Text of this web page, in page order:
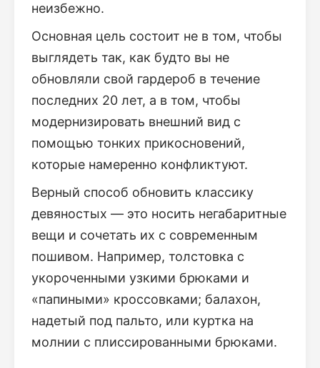
неизбежно.
Основная цель состоит не в том, чтобы
выглядеть так, как будто вы не
обновляли свой гардероб в течение
последних 20 лет, а в том, чтобы
модернизировать внешний вид с
помощью тонких прикосновений,
которые намеренно конфликтуют.
Верный способ обновить классику
девяностых — это носить негабаритные
вещи и сочетать их с современным
пошивом. Например, толстовка с
укороченными узкими брюками и
«папиными» кроссовками; балахон,
надетый под пальто, или куртка на
молнии с плиссированными брюками.